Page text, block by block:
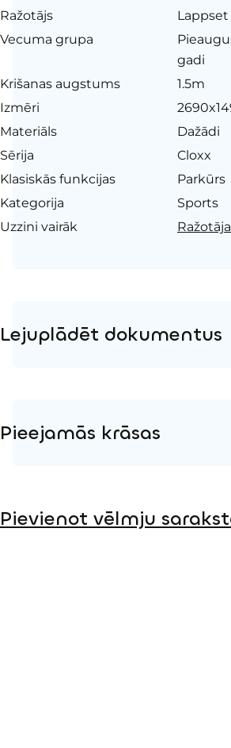
Ražotājs
Lappset
Vecuma grupa
gadi
Krišanas augstums
1.5m
Izmēri
Materiāls
Dažādi
Sērija
Cloxx
Klasiskās funkcijas
Parkūrs
Kategorija
Sports
Uzzini vairāk
Lejuplādēt dokumentus
2D DWG – Sānu skats
Pieejamās krāsas
Pievienot vēlmju